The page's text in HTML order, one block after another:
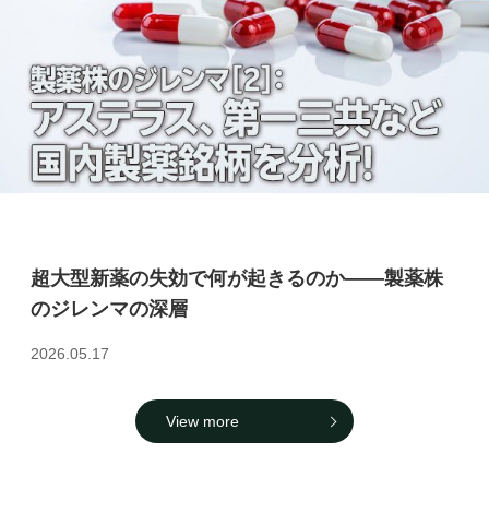
超大型新薬の失効で何が起きるのか――製薬株
のジレンマの深層
2026.05.17
View more